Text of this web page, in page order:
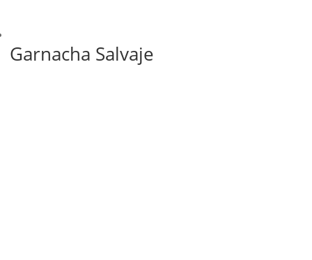
Garnacha Salvaje